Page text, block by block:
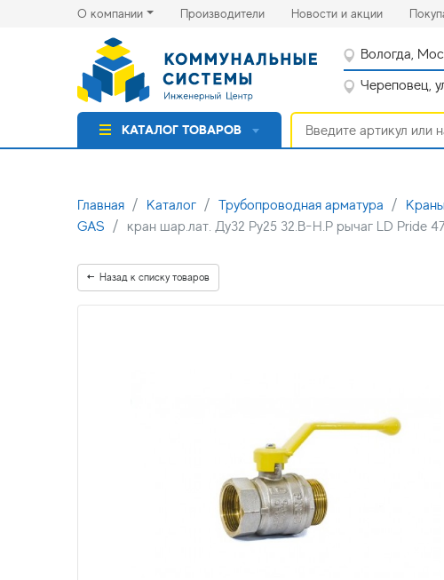
О компании Производители(current)Новости и акции(current)
Вологда,
Череповец,
КАТАЛОГ ТОВАРОВ
Главная Каталог Трубопроводная арматура
GAS
кран шар.лат. Ду32 Py25 32.В-Н.Р рычаг LD Pride
Назад к списку товаров